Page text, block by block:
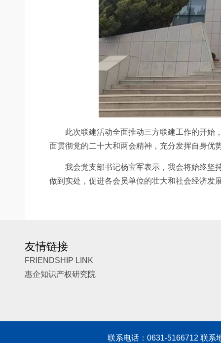
此次联建活动全面推动三方联建工作的开始，
面贯彻党的二十大和两会精神，充分发挥自身优
我会党支部书记杨宝军表示，我会将始终坚持
做到实处，促进各会员单位的壮大和社会经济发
友情链接
FRIENDSHIP LINK
惠企知识产权研究院
联系电话：0631-5166712 联系